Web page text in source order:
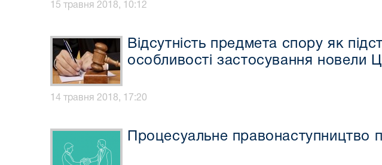
15 травня 2018, 10:12
Відсутність предмета спору як
особливості застосування новели
14 травня 2018, 17:20
Процесуальне правонаступництво